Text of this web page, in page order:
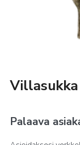
Palaava